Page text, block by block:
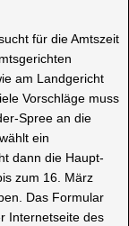
für die Amtszeit
am Landgericht
Vorschläge muss
Spree an die
ein
dann die Haupt-
zum 16. März
Das Formular
Internetseite des